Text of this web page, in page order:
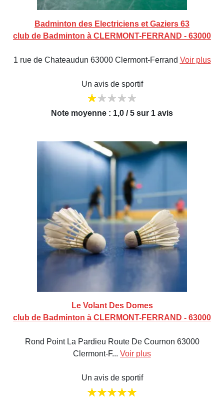
Badminton des Electriciens et Gaziers 63
club de Badminton à CLERMONT-FERRAND - 63000
1 rue de Chateaudun 63000 Clermont-Ferrand Voir plus
Un avis de sportif
Note moyenne : 1,0 / 5 sur 1 avis
Le Volant Des Domes
club de Badminton à CLERMONT-FERRAND - 63000
Rond Point La Pardieu Route De Cournon 63000
Clermont-F... Voir plus
Un avis de sportif